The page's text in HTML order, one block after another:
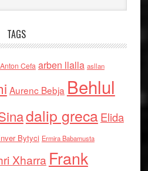
TAGS
Anton Cefa arben llalla asllan
Aurenc Bebja Behlul
dalip grecaElida
Bytyci Ermira Babamusta
Xharra Frank